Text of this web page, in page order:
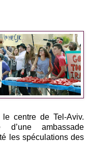
centre de Tel-Aviv.
d’une ambassade
les spéculations des